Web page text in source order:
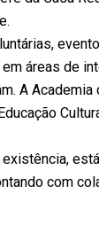
áreas de
A
com